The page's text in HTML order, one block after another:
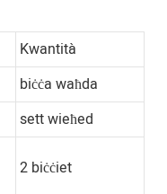
Kwantità
biċċa waħda
sett wieħed
2 biċċiet